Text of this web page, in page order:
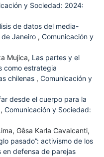
y Sociedad: 2024:
de datos del media-
Janeiro , Comunicación y
Mujica, Las partes y el
como estrategia
chilenas , Comunicación y
desde el cuerpo para la
, Comunicación y Sociedad:
Gêsa Karla Cavalcanti,
pasado”: activismo de los
en defensa de parejas